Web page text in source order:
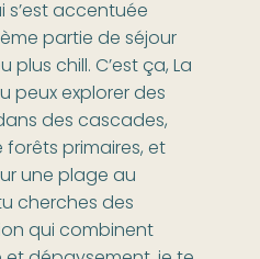
s’est accentuée
partie de séjour
chill. C’est ça, La
peux explorer des
des cascades,
primaires, et
une plage au
cherches des
qui combinent